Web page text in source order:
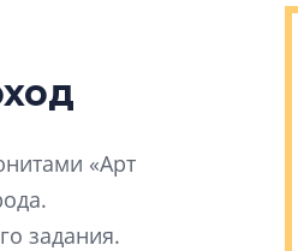
«Арт
задания.
Усадьба Торосово — антидот
Усадьба Торосово — антидот от
эпохи фальш-панелей